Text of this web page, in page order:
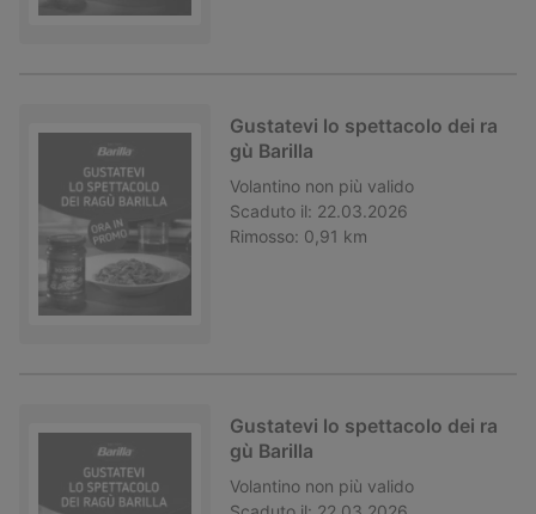
Gustatevi lo spettacolo dei ra
gù Barilla
Volantino non più valido
Scaduto il: 22.03.2026
Rimosso: 0,91 km
Gustatevi lo spettacolo dei ra
gù Barilla
Volantino non più valido